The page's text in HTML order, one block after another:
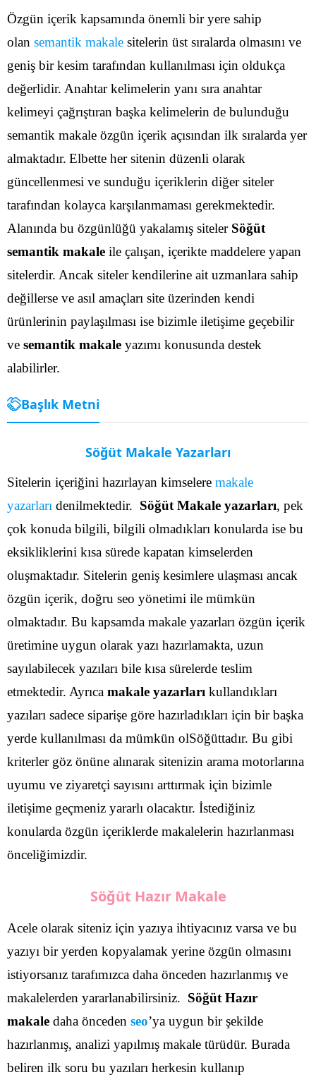
Özgün içerik kapsamında önemli bir yere sahip
olan semantik makale sitelerin üst sıralarda olmasını ve
geniş bir kesim tarafından kullanılması için oldukça
değerlidir. Anahtar kelimelerin yanı sıra anahtar
kelimeyi çağrıştıran başka kelimelerin de bulunduğu
semantik makale özgün içerik açısından ilk sıralarda yer
almaktadır. Elbette her sitenin düzenli olarak
güncellenmesi ve sunduğu içeriklerin diğer siteler
tarafından kolayca karşılanmaması gerekmektedir.
Alanında bu özgünlüğü yakalamış siteler Söğüt
semantik makale ile çalışan, içerikte maddelere yapan
sitelerdir. Ancak siteler kendilerine ait uzmanlara sahip
değillerse ve asıl amaçları site üzerinden kendi
ürünlerinin paylaşılması ise bizimle iletişime geçebilir
ve semantik makale yazımı konusunda destek
alabilirler.
Başlık Metni
Söğüt Makale Yazarları
Sitelerin içeriğini hazırlayan kimselere makale
yazarları denilmektedir. Söğüt Makale yazarları, pek
çok konuda bilgili, bilgili olmadıkları konularda ise bu
eksikliklerini kısa sürede kapatan kimselerden
oluşmaktadır. Sitelerin geniş kesimlere ulaşması ancak
özgün içerik, doğru seo yönetimi ile mümkün
olmaktadır. Bu kapsamda makale yazarları özgün içerik
üretimine uygun olarak yazı hazırlamakta, uzun
sayılabilecek yazıları bile kısa sürelerde teslim
etmektedir. Ayrıca makale yazarları kullandıkları
yazıları sadece siparişe göre hazırladıkları için bir başka
yerde kullanılması da mümkün olSöğüttadır. Bu gibi
kriterler göz önüne alınarak sitenizin arama motorlarına
uyumu ve ziyaretçi sayısını arttırmak için bizimle
iletişime geçmeniz yararlı olacaktır. İstediğiniz
konularda özgün içeriklerde makalelerin hazırlanması
önceliğimizdir.
Söğüt Hazır Makale
Acele olarak siteniz için yazıya ihtiyacınız varsa ve bu
yazıyı bir yerden kopyalamak yerine özgün olmasını
istiyorsanız tarafımızca daha önceden hazırlanmış ve
makalelerden yararlanabilirsiniz. Söğüt Hazır
makale daha önceden seo’ya uygun bir şekilde
hazırlanmış, analizi yapılmış makale türüdür. Burada
beliren ilk soru bu yazıları herkesin kullanıp